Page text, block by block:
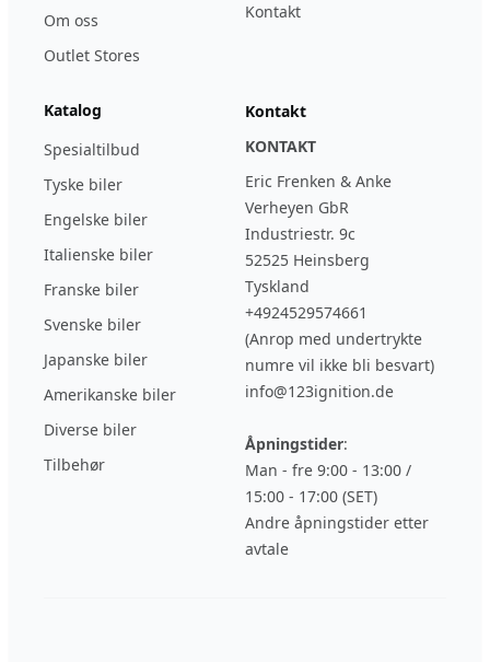
Om oss
Outlet Stores
Kontakt
Katalog
Spesialtilbud
Tyske biler
Engelske biler
Italienske biler
Franske biler
Svenske biler
Japanske biler
Amerikanske biler
Diverse biler
Tilbehør
Kontakt
KONTAKT
Eric Frenken & Anke
Verheyen GbR
Industriestr. 9c
52525 Heinsberg
Tyskland
+4924529574661
(Anrop med undertrykte
numre vil ikke bli besvart)
info@123ignition.de
Åpningstider:
Man - fre 9:00 - 13:00 /
15:00 - 17:00 (SET)
Andre åpningstider etter
avtale